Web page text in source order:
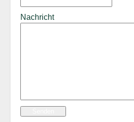
Nachricht